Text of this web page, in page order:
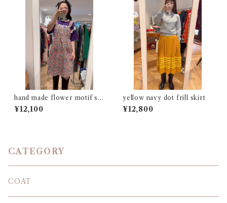
hand made flower motif sle
eveless dress
¥12,100
yellow navy dot frill skirt
¥12,800
CATEGORY
COAT